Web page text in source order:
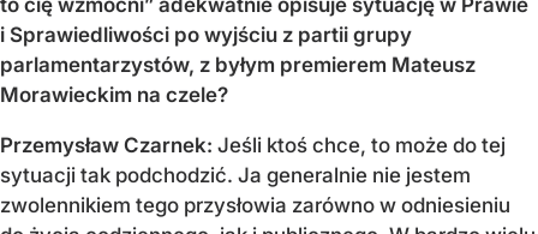
i Sprawiedliwości po wyjściu z partii grupy
parlamentarzystów, z byłym premierem Mateusz
Morawieckim na czele?
Przemysław Czarnek: Jeśli ktoś chce, to może do tej
sytuacji tak podchodzić. Ja generalnie nie jestem
zwolennikiem tego przysłowia zarówno w odniesieniu